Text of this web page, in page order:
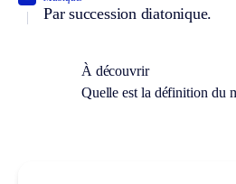
Par succession diatonique.
À découvrir
Quelle est la définition du